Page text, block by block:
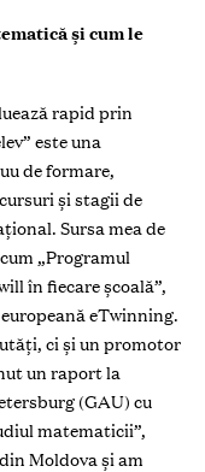
și cum le
rapid prin
este una
de formare,
și stagii de
Sursa mea de
„Programul
în fiecare școală”,
eTwinning.
ci și un promotor
un raport la
(GAU) cu
matematicii”,
Moldova și am